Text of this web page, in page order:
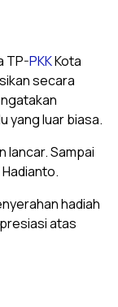
TP-PKKKota
secara
yang luar biasa.
lancar. Sampai
Hadianto.
hadiah
atas